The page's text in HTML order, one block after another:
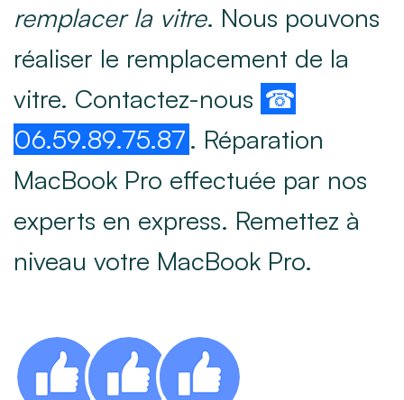
remplacer la vitre. Nous pouvons
réaliser le remplacement de la
vitre. Contactez-nous ☎
06.59.89.75.87 . Réparation
MacBook Pro effectuée par nos
experts en express. Remettez à
niveau votre MacBook Pro.